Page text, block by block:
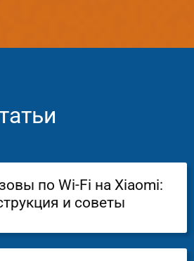
по Wi-Fi на Xiaomi:
и советы